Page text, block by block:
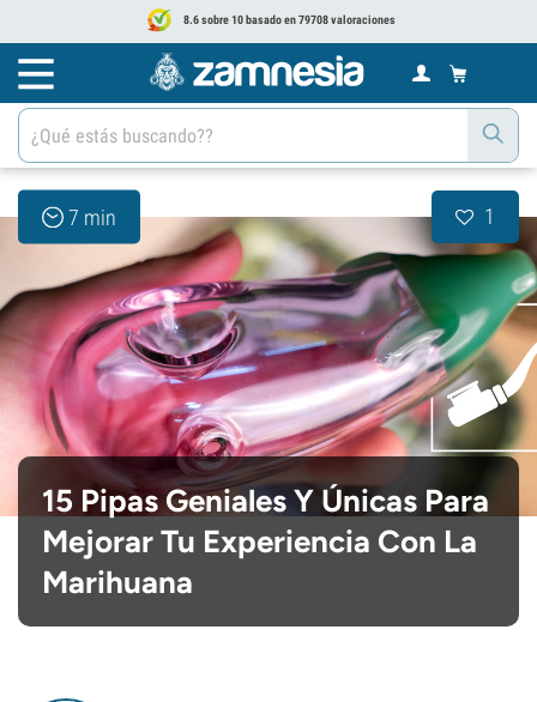
8.6 sobre 10 basado en 79708 valoraciones
7 min 1
15 Pipas Geniales Y Únicas Para
Mejorar Tu Experiencia Con La
Marihuana